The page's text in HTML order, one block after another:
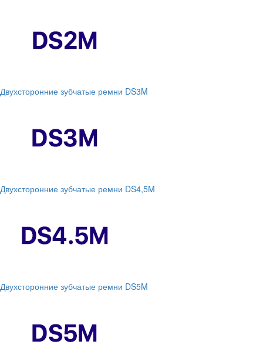
Двухсторонние зубчатые ремни DS3M
Двухсторонние зубчатые ремни DS4,5M
Двухсторонние зубчатые ремни DS5M